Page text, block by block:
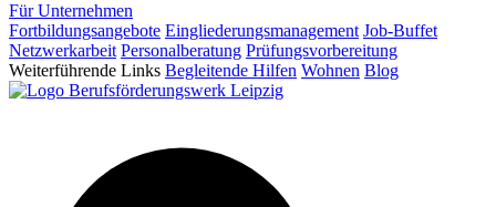
Für Unternehmen
Fortbildungsangebote Eingliederungsmanagement Job-Buffet
Netzwerkarbeit Personalberatung Prüfungsvorbereitung
Weiterführende Links Begleitende Hilfen Wohnen Blog